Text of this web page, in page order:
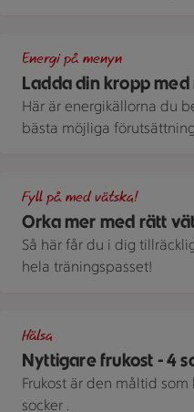
Ladda din kropp
Energi på menyn
Här är energikällorna du
bästa möjliga
Orka mer med rätt
Fyll på med vätska!
Så här får du i dig
hela träningspasset!
Nyttigare frukost - 4
Hälsa
Frukost är den måltid
socker .